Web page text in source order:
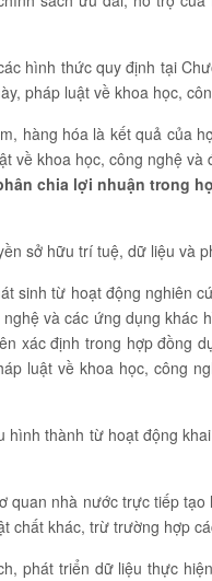
hình thức quy định tại
pháp luật về khoa học,
hàng hóa là kết quả của
về khoa học, công nghệ và
chia lợi nhuận trong
sở hữu trí tuệ, dữ liệu và
sinh từ hoạt động nghiên
và các ứng dụng khác
xác định trong hợp đồng
luật về khoa học, công
thành từ hoạt động
nhà nước trực tiếp
chất khác, trừ trường hợp
phát triển dữ liệu thực